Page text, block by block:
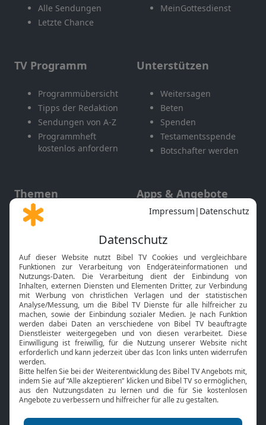
Alle Sendungen
Letzte Chance
MeinGottesdienst
TV Programm
Programmübersicht
Tipps der Redaktion
Sendungen von A-Z
Programmheft
kostenlos anfordern
Unterstützen
Weitersagen
Beten
Spenden
Testamentsspende
Botschafter werden
Themen
Gott und Bibel erklärt
Neuigkeiten
Apps & Angebote
Mobile App
Smart TV
HbbTV
Bibelthek Online-Bibel
Nächster Gottesdienst
Bibel TV
Über uns
Jobs
Mediadaten
Service
Kontakt
TV-Empfang